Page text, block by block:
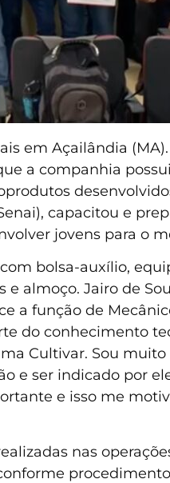
em Açailândia
a companhia
capacitou e
jovens para o
bolsa-auxílio,
almoço. Jairo de
a função de
do conhecimento
Cultivar. Sou
e ser indicado por
e isso me
nas